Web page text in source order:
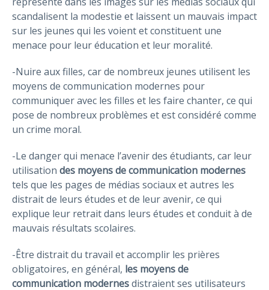
scandalisent la modestie et laissent un mauvais impact
sur les jeunes qui les voient et constituent une
menace pour leur éducation et leur moralité.
-Nuire aux filles, car de nombreux jeunes utilisent les
moyens de communication modernes pour
communiquer avec les filles et les faire chanter, ce qui
pose de nombreux problèmes et est considéré comme
un crime moral.
-Le danger qui menace l’avenir des étudiants, car leur
utilisation des moyens de communication modernes
tels que les pages de médias sociaux et autres les
distrait de leurs études et de leur avenir, ce qui
explique leur retrait dans leurs études et conduit à de
mauvais résultats scolaires.
-Être distrait du travail et accomplir les prières
obligatoires, en général, les moyens de
communication modernesdistraient ses utilisateurs